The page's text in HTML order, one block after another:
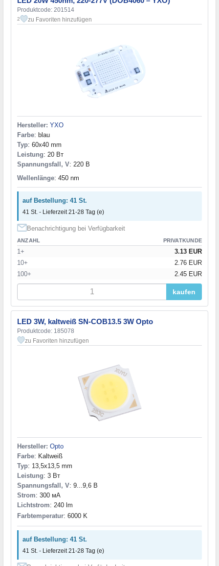
Produktcode: 201514
2 zu Favoriten hinzufügen
Hersteller: YXO
Farbe: blau
Typ: 60x40 mm
Leistung: 20 Вт
Spannungsfall, V: 220 В
Wellenlänge: 450 nm
auf Bestellung: 41 St.
41 St. - Lieferzeit 21-28 Tag (e)
Benachrichtigung bei Verfügbarkeit
ANZAHL PRIVATKUNDE
1+
3.13 EUR
10+
2.76 EUR
100+
2.45 EUR
kaufen
LED 3W, kaltweiß SN-COB13.5 3W Opto
Produktcode: 185078
zu Favoriten hinzufügen
Hersteller: Opto
Farbe: Kaltweiß
Typ: 13,5x13,5 mm
Leistung: 3 Вт
Spannungsfall, V: 9...9,6 В
Strom: 300 мА
Lichtstrom: 240 lm
Farbtemperatur: 6000 K
auf Bestellung: 41 St.
41 St. - Lieferzeit 21-28 Tag (e)